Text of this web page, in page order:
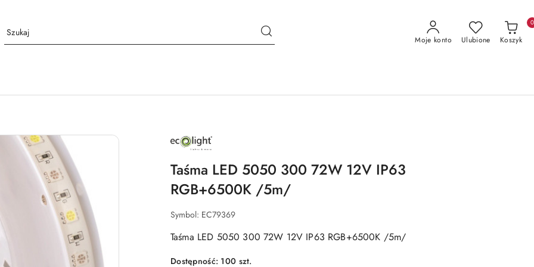
Moje konto Ulubione Koszyk
0
NAZWA
PRODUCENTA:
LIGHT
Taśma LED 5050 300 72W 12V IP63
RGB+6500K /5m/
Symbol: EC79369
Taśma LED 5050 300 72W 12V IP63 RGB+6500K /5m/
Dostępność: 100 szt.